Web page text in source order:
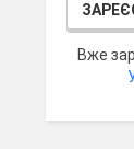
Вже